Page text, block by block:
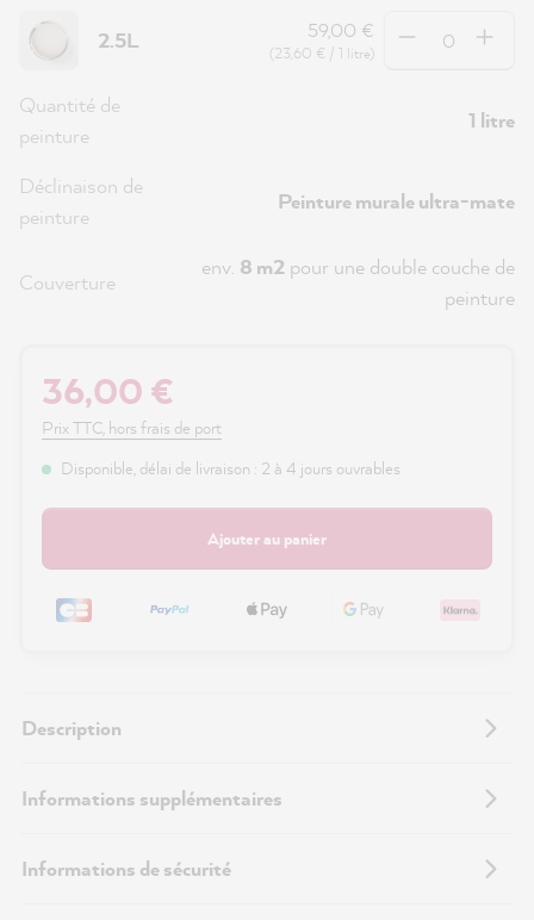
2.5L 59,00 €
(23,60 € / 1 litre)
Quantité de
peinture
1 litre
Déclinaison de
peinture
Peinture murale ultra-mate
Couverture
env. 8 m2 pour une double couche de
peinture
36,00 €
Prix TTC, hors frais de port
Disponible, délai de livraison : 2 à 4 jours ouvrables
Ajouter au panier
Description
Informations supplémentaires
Informations de sécurité